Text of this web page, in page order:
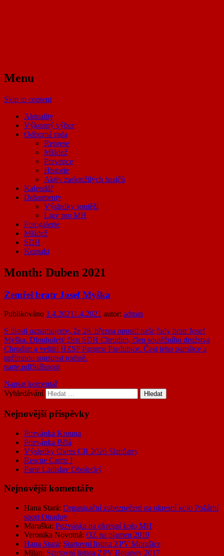
Menu
Skip to content
Aktuality
Výkonný výbor
Odborná rada
Represe
Mládež
Prevence
Historie
Aktiv zasloužilých hasičů
Kalendář
Dokumenty
Výsledky soutěží
Ligy pro MH
Fotogalerie
Mládež
SDH
Kontakt
Month: Duben 2021
Zemřel bratr Josef Myška
Publikováno 1.4.20211.4.2021 autor: admin
S lítostí oznamujeme, že 28. března opustil naše řady bratr Josef
Myška. Dlouholetý člen SDH Chrudim, člen soutěžního družstva
Chrudim a velitel HZSP Paramo Pardubice. Čest jeho památce a
upřímnou soustrast rodině.
parte.pdfStáhnout
Napsat komentář
Vyhledávání
Nejnovější příspěvky
Pozvánka Krouna
Pozvánka Bělá
Výsledky Okres CR 2026 Slatiňany
Rescue Camp I
Parte Ladislav Obolecký
Nejnovější komentáře
Hana Stará: Organizační zabezpečení na okresní kolo Požární
sport Otradov
Maruška: Pozvánka na okresní kolo MH
Veronika Novotná: OZ na plamen 2019
Hana Stará: Startovní listina ZPV Morašice
Milan: Startovní listina ZPV Bojanov 2017